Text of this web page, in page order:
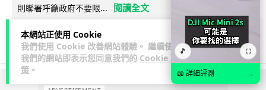
本網站正使用 Cookie
我們使用 Cookie 改善網站體驗。 繼續使用
我們的網站即表示您同意我們的 Cookie 政
策 。
則聯署呼籲政府不要限...
閱讀全文
44 21↗ 分享
🎵 ⛶
📖 詳細評測 →